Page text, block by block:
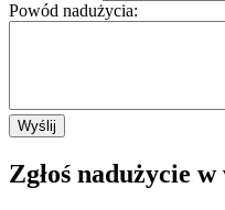
Powód nadużycia:
Wyślij
Zgłoś nadużycie